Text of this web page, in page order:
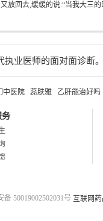
放回去,缓缓的说:“当我大
业医师的面对面诊断
中医院 蕊肤雅 乙肝能治好吗
务
备 50019002502031号 互联网